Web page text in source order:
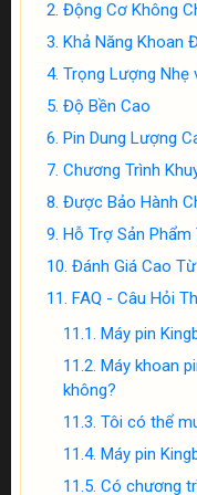
Động Cơ Không
Khả Năng Khoan
Trọng Lượng Nhẹ
Độ Bền Cao
Pin Dung Lượng
Chương Trình
Được Bảo Hành
Hỗ Trợ Sản
Đánh Giá Cao
FAQ - Câu Hỏi
Máy pin
Máy khoan
không?
Tôi có thể
Máy pin
Có chương